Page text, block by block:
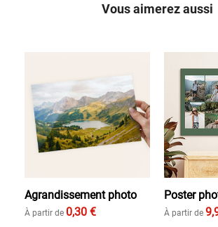
Vous aimerez aussi
Agrandissement photo
À partir de 0,30 €
Poster
À partir de